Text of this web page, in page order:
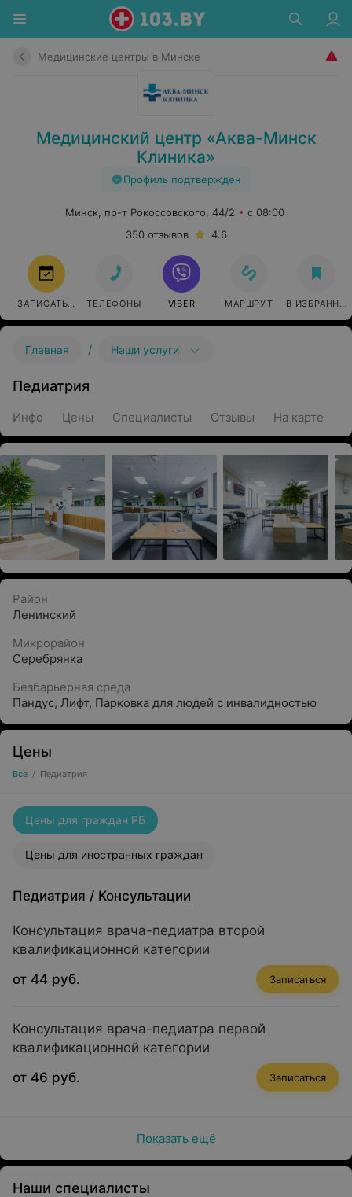
Медицинские центры в Минске
Медицинский центр «Аква-Минск
Клиника»
Профиль подтвержден
Минск, пр-т Рокоссовского, 44/2
с 08:00
350 отзывов
4.6
ЗАПИСАТЬСЯ ТЕЛЕФОНЫ VIBER МАРШРУТ В ИЗБРАННОЕ
Главная / Наши услуги
Педиатрия
Инфо Цены Специалисты Отзывы На карте
Район
Ленинский
Микрорайон
Серебрянка
Безбарьерная среда
Пандус, Лифт, Парковка для людей с инвалидностью
Цены
Все / Педиатрия
Цены для граждан РБ
Цены для иностранных граждан
Педиатрия / Консультации
Консультация врача-педиатра второй
квалификационной категории
от 44 руб.
Записаться
Консультация врача-педиатра первой
квалификационной категории
от 46 руб.
Записаться
Показать ещё
Наши специалисты